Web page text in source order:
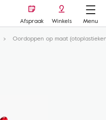
Afspraak Winkels
Menu
Oordoppen op maat